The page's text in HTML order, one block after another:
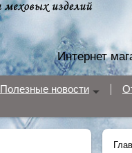
Интернет
Полезные новости